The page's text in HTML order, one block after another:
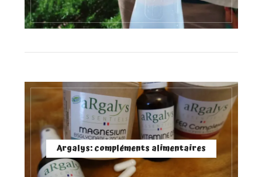
Argalys: compléments alimentaires